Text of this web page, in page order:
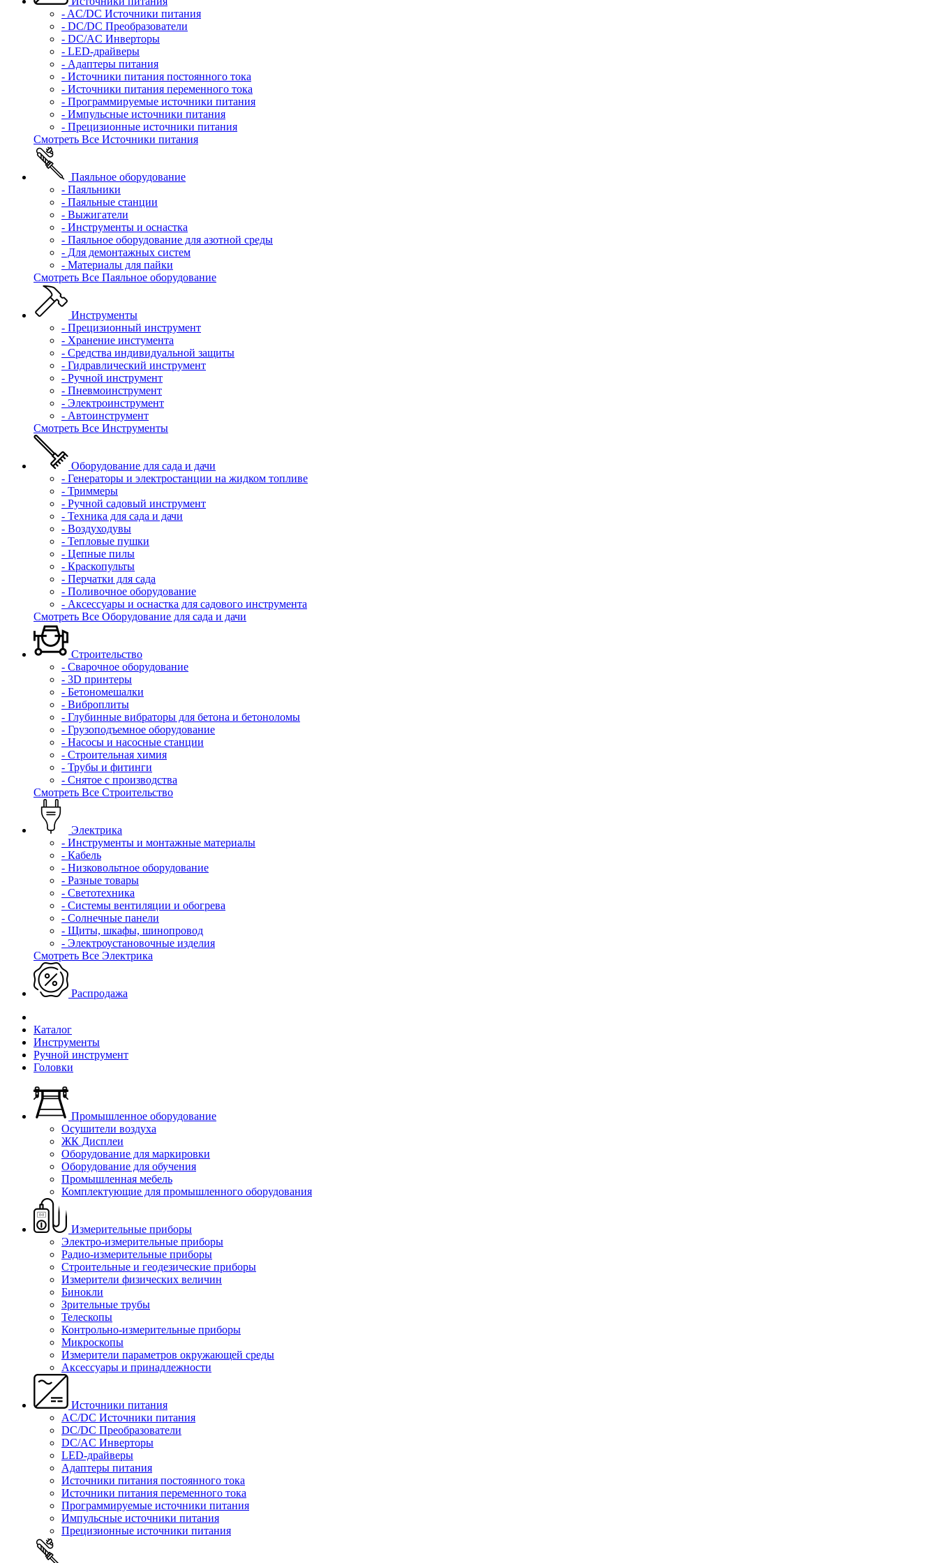
- AC/DC Источники питания
- DC/DC Преобразователи
- DC/AC Инверторы
- LED-драйверы
- Адаптеры питания
- Источники питания постоянного тока
- Источники питания переменного тока
- Программируемые источники питания
- Импульсные источники питания
- Прецизионные источники питания
Смотреть Все Источники питания
Паяльное оборудование
- Паяльники
- Паяльные станции
- Выжигатели
- Инструменты и оснастка
- Паяльное оборудование для азотной среды
- Для демонтажных систем
- Материалы для пайки
Смотреть Все Паяльное оборудование
Инструменты
- Прецизионный инструмент
- Хранение инстумента
- Средства индивидуальной защиты
- Гидравлический инструмент
- Ручной инструмент
- Пневмоинструмент
- Электроинструмент
- Автоинструмент
Смотреть Все Инструменты
Оборудование для сада и дачи
- Генераторы и электростанции на жидком топливе
- Триммеры
- Ручной садовый инструмент
- Техника для сада и дачи
- Воздуходувы
- Тепловые пушки
- Цепные пилы
- Краскопульты
- Перчатки для сада
- Поливочное оборудование
- Аксессуары и оснастка для садового инструмента
Смотреть Все Оборудование для сада и дачи
Строительство
- Сварочное оборудование
- 3D принтеры
- Бетономешалки
- Виброплиты
- Глубинные вибраторы для бетона и бетоноломы
- Грузоподъемное оборудование
- Насосы и насосные станции
- Строительная химия
- Трубы и фитинги
- Снятое с производства
Смотреть Все Строительство
Электрика
- Инструменты и монтажные материалы
- Кабель
- Низковольтное оборудование
- Разные товары
- Светотехника
- Системы вентиляции и обогрева
- Солнечные панели
- Щиты, шкафы, шинопровод
- Электроустановочные изделия
Смотреть Все Электрика
Распродажа
Каталог
Инструменты
Ручной инструмент
Головки
Промышленное оборудование
Осушители воздуха
ЖК Дисплеи
Оборудование для маркировки
Оборудование для обучения
Промышленная мебель
Комплектующие для промышленного оборудования
Измерительные приборы
Электро-измерительные приборы
Радио-измерительные приборы
Строительные и геодезические приборы
Измерители физических величин
Бинокли
Зрительные трубы
Телескопы
Контрольно-измерительные приборы
Микроскопы
Измерители параметров окружающей среды
Аксессуары и принадлежности
Источники питания
AC/DC Источники питания
DC/DC Преобразователи
DC/AC Инверторы
LED-драйверы
Адаптеры питания
Источники питания постоянного тока
Источники питания переменного тока
Программируемые источники питания
Импульсные источники питания
Прецизионные источники питания